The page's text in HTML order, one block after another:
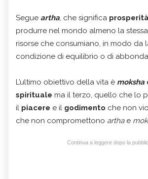
Segue artha, che significa prosperità
produrre nel mondo almeno la
risorse che consumiano, in modo da
condizione di equilibrio o di
L’ultimo obiettivo della vita è moksha
spirituale ma il terzo, quello che lo
il piacere e il godimento che non
che non compromettono artha e
Continua a leggere dopo la